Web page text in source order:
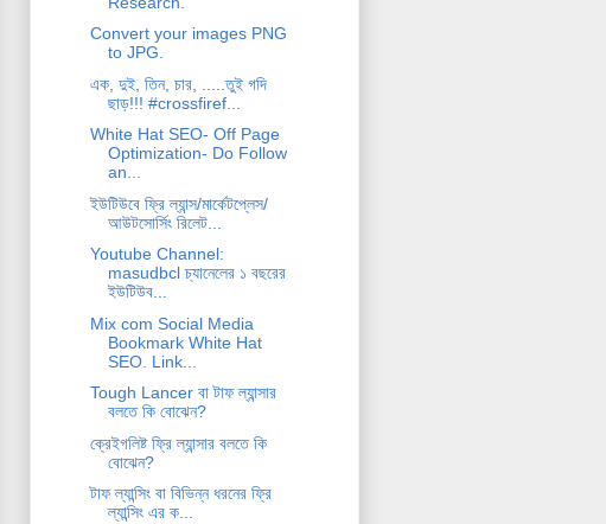
Convert your images PNG
to JPG.
এক, দুই, তিন, চার, .....তুই গদি
ছাড়!!! #crossfiref...
White Hat SEO- Off Page
Optimization- Do Follow
an...
ইউটিউবে ফ্রি ল্যান্স/মার্কেটপ্লেস/
আউটসোর্সিং রিলেট...
Youtube Channel:
masudbcl চ্যানেলের ১ বছরের
ইউটিউব...
Mix com Social Media
Bookmark White Hat
SEO. Link...
Tough Lancer বা টাফ ল্যান্সার
বলতে কি বোঝেন?
ক্রেইগলিষ্ট ফ্রি ল্যান্সার বলতে কি
বোঝেন?
টাফ ল্যান্সিং বা বিভিন্ন ধরনের ফ্রি
ল্যান্সিং এর ক...